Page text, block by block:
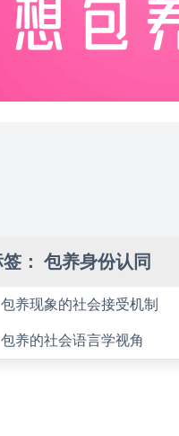
： 包养身份认同
包养现象的社会接受机制
包养的社会语言学视角